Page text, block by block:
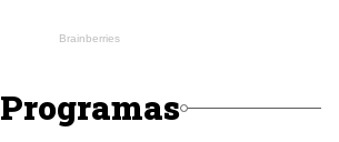
Programas